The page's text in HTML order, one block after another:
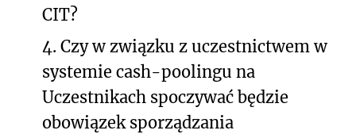
CIT?
4. Czy w związku z uczestnictwem w
systemie cash-poolingu na
Uczestnikach spoczywać będzie
obowiązek sporządzania